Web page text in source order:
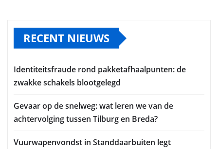
RECENT NIEUWS
Identiteitsfraude rond pakketafhaalpunten: de
zwakke schakels blootgelegd
Gevaar op de snelweg: wat leren we van de
achtervolging tussen Tilburg en Breda?
Vuurwapenvondst in Standdaarbuiten legt